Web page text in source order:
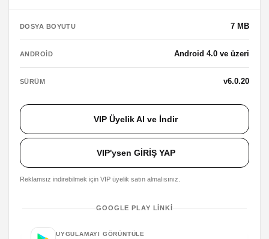
DOSYA BOYUTU 7 MB
ANDROID Android 4.0 ve üzeri
SÜRÜM v6.0.20
VIP Üyelik Al ve İndir
VIP'ysen GİRİŞ YAP
Reklamsız indirebilmek için VIP üyelik satın almalısınız.
GOOGLE PLAY LINKI
UYGULAMAYI GÖRÜNTÜLE